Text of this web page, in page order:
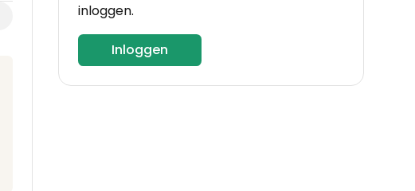
inloggen.
Inloggen